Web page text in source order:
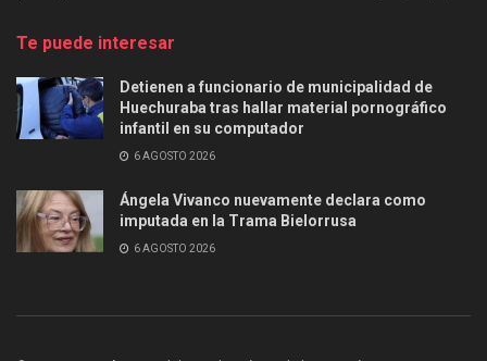
Te puede interesar
Detienen a funcionario de municipalidad de
Huechuraba tras hallar material pornográfico
infantil en su computador
6 AGOSTO 2026
Ángela Vivanco nuevamente declara como
imputada en la Trama Bielorrusa
6 AGOSTO 2026